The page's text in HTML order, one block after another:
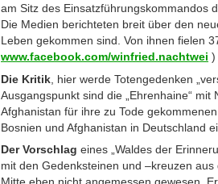
am Sitz des Einsatzführungskommandos
Die Medien berichteten breit über den
Leben gekommen sind. Von ihnen fielen
www.facebook.com/winfried.nachtwei )
Die Kritik , hier werde Totengedenken
Ausgangspunkt sind die „Ehrenhaine“
Afghanistan für ihre zu Tode
Bosnien und Afghanistan in Deutschland
Der Vorschlag eines „Waldes der
mit den Gedenksteinen und –kreuzen